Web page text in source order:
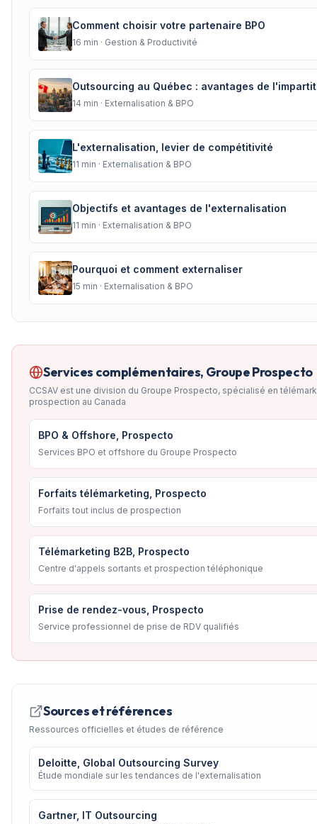
Comment choisir votre partenaire BPO
16 min · Gestion & Productivité
Outsourcing au Québec : avantages de
14 min · Externalisation & BPO
L'externalisation, levier de compétitivité
11 min · Externalisation & BPO
Objectifs et avantages de l'externalisation
11 min · Externalisation & BPO
Pourquoi et comment externaliser
15 min · Externalisation & BPO
Services complémentaires, Groupe Prospecto
CCSAV est une division du Groupe Prospecto, spécialisé en
prospection au Canada
BPO & Offshore, Prospecto
Services BPO et offshore du Groupe Prospecto
Forfaits télémarketing, Prospecto
Forfaits tout inclus de prospection
Télémarketing B2B, Prospecto
Centre d'appels sortants et prospection téléphonique
Prise de rendez-vous, Prospecto
Service professionnel de prise de RDV qualifiés
Sources et références
Ressources officielles et études de référence
Deloitte, Global Outsourcing Survey
Étude mondiale sur les tendances de l'externalisation
Gartner, IT Outsourcing